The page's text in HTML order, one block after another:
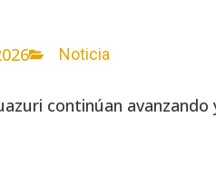
Noticia
continúan